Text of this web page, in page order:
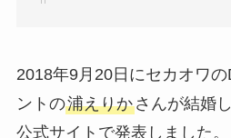
2018年9月20日にセカオワ
ントの浦えりかさんが結婚
公式サイトで発表しました。